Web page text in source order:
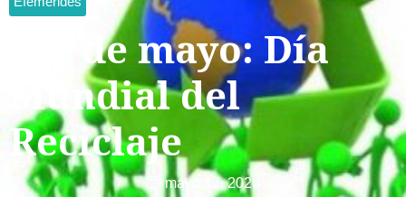
#17 de mayo: Día
Mundial del
Reciclaje
mayo 17, 2026